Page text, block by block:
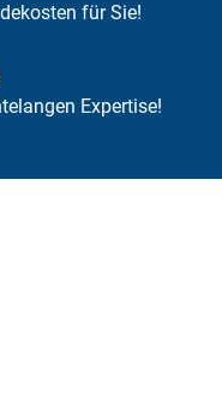
für Sie!
Expertise!